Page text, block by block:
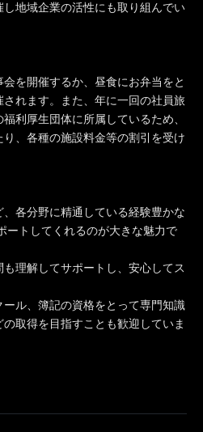
地域企業の活性にも取り組んでい
を開催するか、昼食にお弁当をと
れます。また、年に一回の社員旅
利厚生団体に所属しているため、
、各種の施設料金等の割引を受け
各分野に精通している経験豊かな
ートしてくれるのが大きな魅力で
理解してサポートし、安心してス
ル、簿記の資格をとって専門知識
取得を目指すことも歓迎していま